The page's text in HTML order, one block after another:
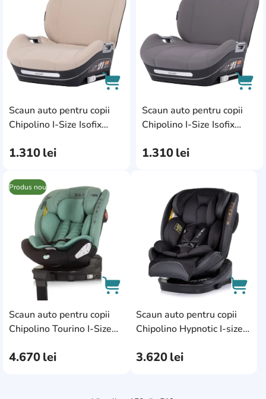
Scaun auto pentru copii
Chipolino I-Size Isofix
(SDKGE02603LA)
1.310lei
AddCardToCart
Scaun auto pentru copii
Chipolino I-Size Isofix
(SDKGE02602CH)
1.310lei
Scaun auto pentru copii
Chipolino Tourino I-Size
Green (STKTRN02406PG)
4.670lei
AddCardToFavourite
AddCardToCart
Produs nou
Scaun auto pentru copii
Chipolino Hypnotic I-size
(STKHYP0254BB)
3.620lei